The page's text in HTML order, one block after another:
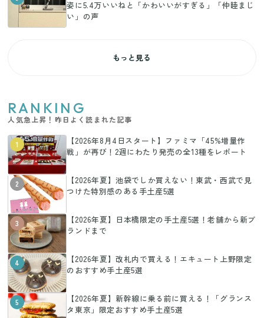
姿に5.4万いいねと「かわいいがすぎる」「仲睦まじ
い」の声
もっと見る
RANKING
人気急上昇！昨日よく読まれた記事
1
【2026年8月4日スタート】ファミマ「45%増量作
戦」が再び！2週にわたり発売の全13種をレポート
2
【2026年夏】池袋でしか買えない！東武・西武で見
つけた特別感のある手土産5選
3
【2026年夏】日本橋限定の手土産5選！老舗から新ブ
ランドまで
4
【2026年夏】改札内で買える！エキュート上野限定
のおすすめ手土産5選
5
【2026年夏】新幹線に乗る前に買える！「グランス
タ東京」限定おすすめ手土産5選